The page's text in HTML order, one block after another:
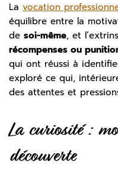
La vocation
équilibre entre la
de soi-même, et
récompenses ou
qui ont réussi à
exploré ce qui,
des attentes et
La curiosité :
découverte